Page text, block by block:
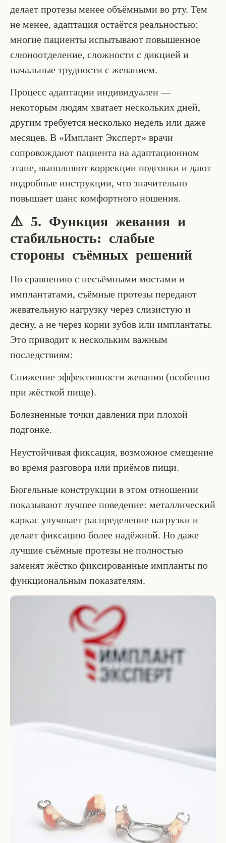
делает протезы менее объёмными во рту. Тем
не менее, адаптация остаётся реальностью:
многие пациенты испытывают повышенное
слюноотделение, сложности с дикцией и
начальные трудности с жеванием.
Процесс адаптации индивидуален —
некоторым людям хватает нескольких дней,
другим требуется несколько недель или даже
месяцев. В «Имплант Эксперт» врачи
сопровождают пациента на адаптационном
этапе, выполняют коррекции подгонки и дают
подробные инструкции, что значительно
повышает шанс комфортного ношения.
⚠️ 5. Функция жевания и
стабильность: слабые
стороны съёмных решений
По сравнению с несъёмными мостами и
имплантатами, съёмные протезы передают
жевательную нагрузку через слизистую и
десну, а не через корни зубов или имплантаты.
Это приводит к нескольким важным
последствиям:
Снижение эффективности жевания (особенно
при жёсткой пище).
Болезненные точки давления при плохой
подгонке.
Неустойчивая фиксация, возможное смещение
во время разговора или приёмов пищи.
Бюгельные конструкции в этом отношении
показывают лучшее поведение: металлический
каркас улучшает распределение нагрузки и
делает фиксацию более надёжной. Но даже
лучшие съёмные протезы не полностью
заменят жёстко фиксированные импланты по
функциональным показателям.